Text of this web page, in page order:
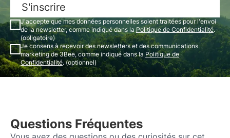
S'inscrire
J'accepte que mes données personnelles soient traitées pour l'envoi
de la newsletter, comme indiqué dans la Politique de Confidentialité.
(obligatoire)
Je consens à recevoir des newsletters et des communications
marketing de 3Bee, comme indiqué dans la Politique de
Confidentialité. (optionnel)
Questions Fréquentes